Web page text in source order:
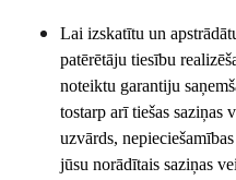
Lai izskatītu un
patērētāju tiesību
noteiktu garantiju
tostarp arī tiešas saziņas
uzvārds,
jūsu norādītais saziņas